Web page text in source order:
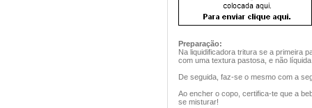
Preparação:
Na liquidificadora tritura se a primeira
com uma textura pastosa, e não
De seguida, faz-se o mesmo com a
Ao encher o copo, certifica-te que a
se misturar!